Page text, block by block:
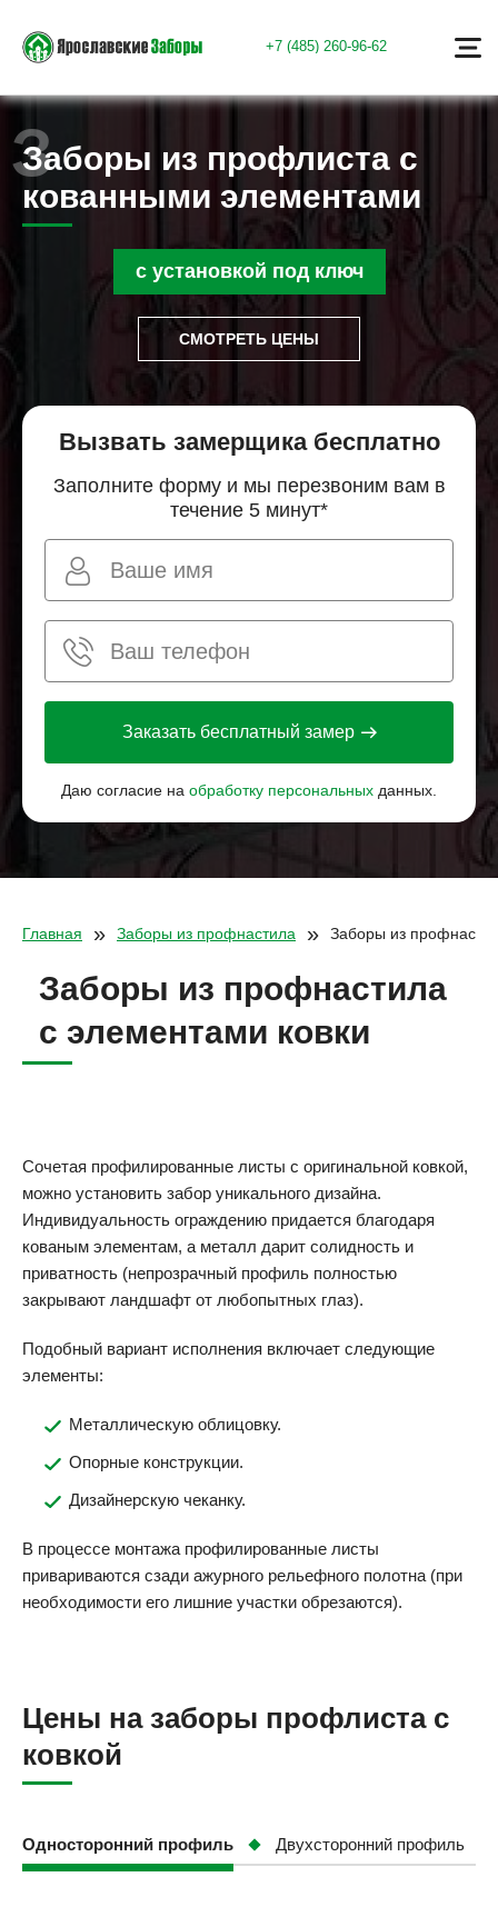
+7 (485) 260-96-62
Заборы из профлиста с
кованными элементами
с установкой под ключ
СМОТРЕТЬ ЦЕНЫ
Вызвать замерщика бесплатно
Заполните форму и мы перезвоним вам в
течение 5 минут*
Заказать бесплатный замер
Даю согласие на обработку персональных данных.
Главная » Заборы из профнастила » Заборы из
Заборы из профнастила
с элементами ковки
Сочетая профилированные листы с оригинальной ковкой,
можно установить забор уникального дизайна.
Индивидуальность ограждению придается благодаря
кованым элементам, а металл дарит солидность и
приватность (непрозрачный профиль полностью
закрывают ландшафт от любопытных глаз).
Подобный вариант исполнения включает следующие
элементы:
Металлическую облицовку.
Опорные конструкции.
Дизайнерскую чеканку.
В процессе монтажа профилированные листы
привариваются сзади ажурного рельефного полотна (при
необходимости его лишние участки обрезаются).
Цены на заборы профлиста с
ковкой
Односторонний профиль Двухсторонний профиль